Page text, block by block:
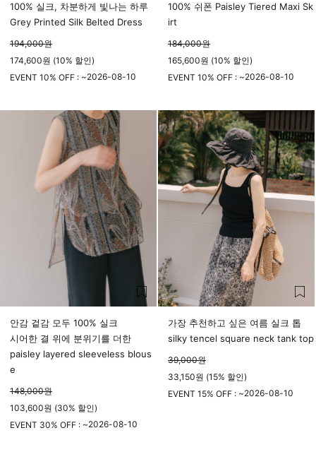
100% 실크, 차분하게 빛나는 하루
Grey Printed Silk Belted Dress
194,000원
174,600원 (10% 할인)
EVENT 10% OFF : ~2026-08-10
100% 쉬폰 Paisley Tiered Maxi Sk
irt
184,000원
165,600원 (10% 할인)
EVENT 10% OFF : ~2026-08-10
안감 겉감 모두 100% 실크
시어한 결 위에 분위기를 더한
paisley layered sleeveless blous
e
148,000원
103,600원 (30% 할인)
EVENT 30% OFF : ~2026-08-10
가장 추천하고 싶은 여름 실크 톱
silky tencel square neck tank top
39,000원
33,150원 (15% 할인)
EVENT 15% OFF : ~2026-08-10